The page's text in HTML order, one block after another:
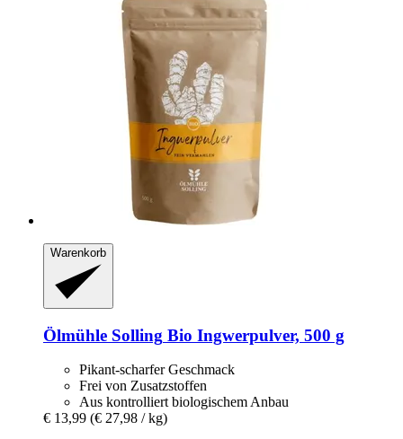
Warenkorb
Ölmühle Solling Bio Ingwerpulver, 500 g
Pikant-scharfer Geschmack
Frei von Zusatzstoffen
Aus kontrolliert biologischem Anbau
€ 13,99 (€ 27,98 / kg)